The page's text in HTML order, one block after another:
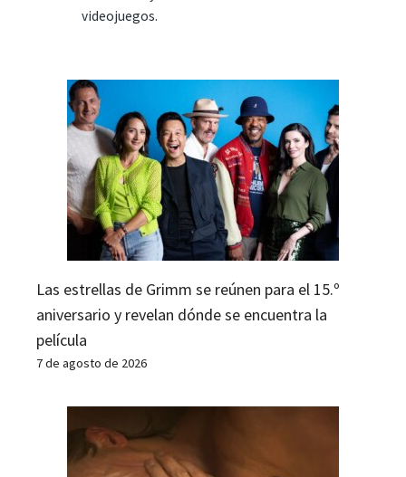
videojuegos.
Las estrellas de Grimm se reúnen para el 15.º
aniversario y revelan dónde se encuentra la
película
7 de agosto de 2026